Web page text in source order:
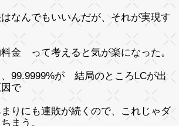
なんでもいいんだが、それが実現す
金 って考えると気が楽になった。
99.9999%が 結局のところLCが出
で
りにも連敗が続くので、これじゃダ
まう。